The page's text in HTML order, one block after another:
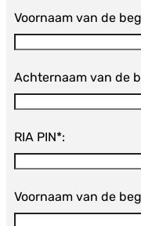
Voornaam van de
Achternaam van de
RIA PIN*:
Voornaam van de